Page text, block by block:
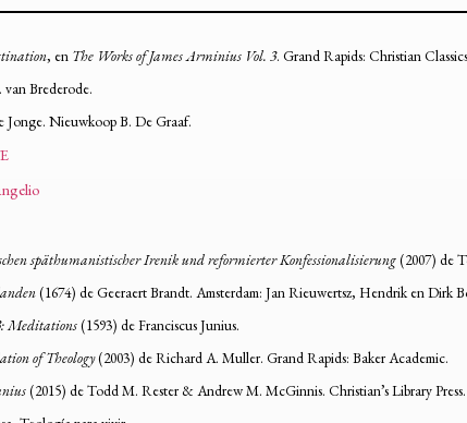
, en The Works of James Arminius Vol. 3. Grand Rapids: Christian
van Brederode.
Jonge. Nieuwkoop B. De Graaf.
späthumanistischer Irenik und reformierter Konfessionalisierung(2007) de
(1674) de Geeraert Brandt. Amsterdam: Jan Rieuwertsz, Hendrik en Dirk
Meditations(1593) de Franciscus Junius.
of Theology(2003) de Richard A. Muller. Grand Rapids: Baker Academic.
(2015) de Todd M. Rester & Andrew M. McGinnis. Christian’s Library Press.